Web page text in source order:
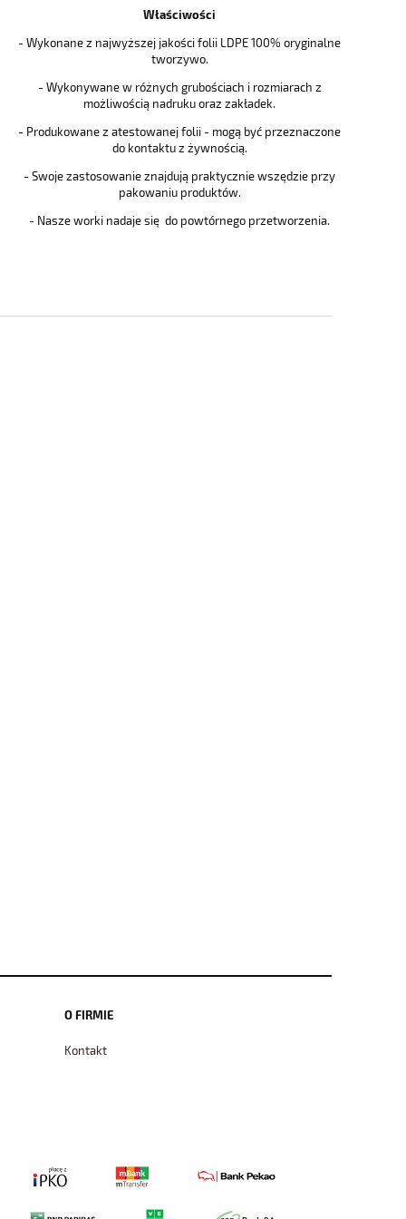
Właściwości
- Wykonane z najwyższej jakości folii LDPE 100% oryginalne
tworzywo.
- Wykonywane w różnych grubościach i rozmiarach z
możliwością nadruku oraz zakładek.
- Produkowane z atestowanej folii - mogą być przeznaczone
do kontaktu z żywnością.
- Swoje zastosowanie znajdują praktycznie wszędzie przy
pakowaniu produktów.
- Nasze worki nadaje się do powtórnego przetworzenia.
O FIRMIE
Kontakt